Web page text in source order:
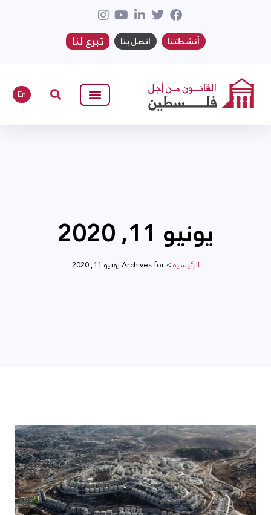
أنشطتنا اتصل بنا تبرع لنا
En
يونيو 11, 2020
الرئيسية>Archives for يونيو 11, 2020